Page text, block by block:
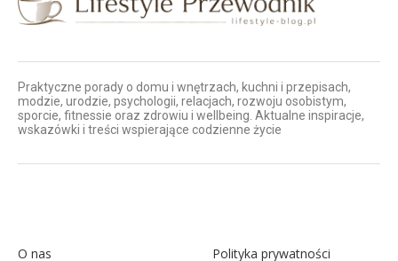
Praktyczne porady o domu i wnętrzach, kuchni i przepisach,
modzie, urodzie, psychologii, relacjach, rozwoju osobistym,
sporcie, fitnessie oraz zdrowiu i wellbeing. Aktualne inspiracje,
wskazówki i treści wspierające codzienne życie
O nas Polityka prywatności